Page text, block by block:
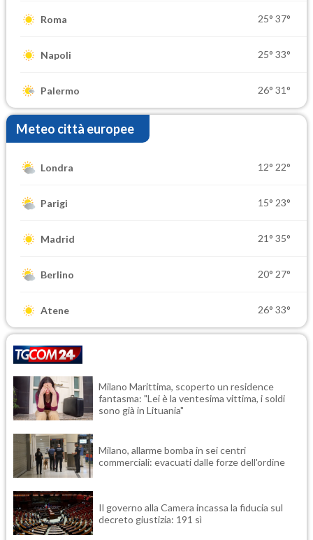
Roma 25° 37°
Napoli 25° 33°
Palermo 26° 31°
Meteo città europee
Londra 12° 22°
Parigi 15° 23°
Madrid 21° 35°
Berlino 20° 27°
Atene 26° 33°
Milano Marittima, scoperto un residence
fantasma: "Lei è la ventesima vittima, i soldi
sono già in Lituania"
Milano, allarme bomba in sei centri
commerciali: evacuati dalle forze dell'ordine
Il governo alla Camera incassa la fiducia sul
decreto giustizia: 191 sì